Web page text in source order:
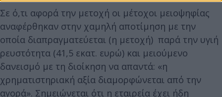
Σε ό,τι αφορά την μετοχή οι μέτοχοι μειοψηφίας
αναφέρθηκαν στην χαμηλή αποτίμηση με την
οποία διαπραγματεύεται (η μετοχή) παρά την υγιή
ρευστότητα (41,5 εκατ. ευρώ) και μειούμενο
δανεισμό με τη διοίκηση να απαντά: «η
χρηματιστηριακή αξία διαμορφώνεται από την
αγορά». Σημειώνεται ότι η εταιρεία έχει ήδη